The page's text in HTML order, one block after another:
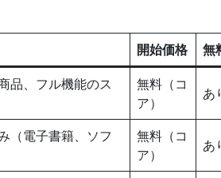
開始価格 無
品、フル機能のス
無料（コ
ア）
あ
（電子書籍、ソフ
無料（コ
ア）
あ